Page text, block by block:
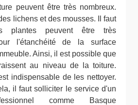
peuvent être très nombreux.
lichens et des mousses. Il faut
plantes peuvent être très
l'étanchéité de la surface
Ainsi, il est possible que
au niveau de la toiture.
indispensable de les nettoyer.
il faut solliciter le service d'un
comme Basque